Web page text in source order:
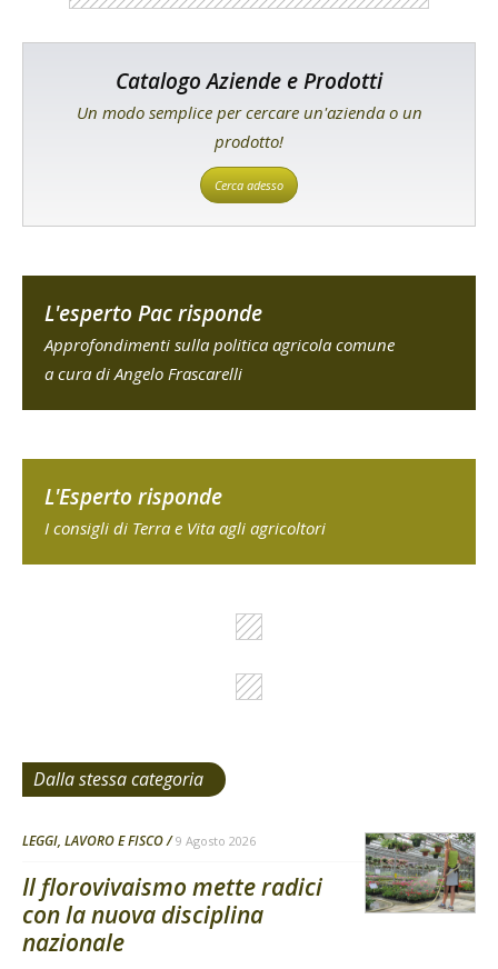
Catalogo Aziende e Prodotti
Un modo semplice per cercare un'azienda o un
prodotto!
Cerca adesso
L'esperto Pac risponde
Approfondimenti sulla politica agricola comune
a cura di Angelo Frascarelli
L'Esperto risponde
I consigli di Terra e Vita agli agricoltori
Dalla stessa categoria
LEGGI, LAVORO E FISCO 9 Agosto 2026
Il florovivaismo mette radici
con la nuova disciplina
nazionale